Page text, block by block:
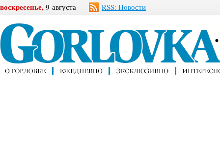
воскресенье, 9 августа RSS: Новости